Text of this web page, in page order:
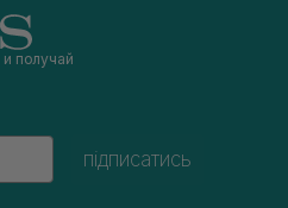
и получай
підписатись